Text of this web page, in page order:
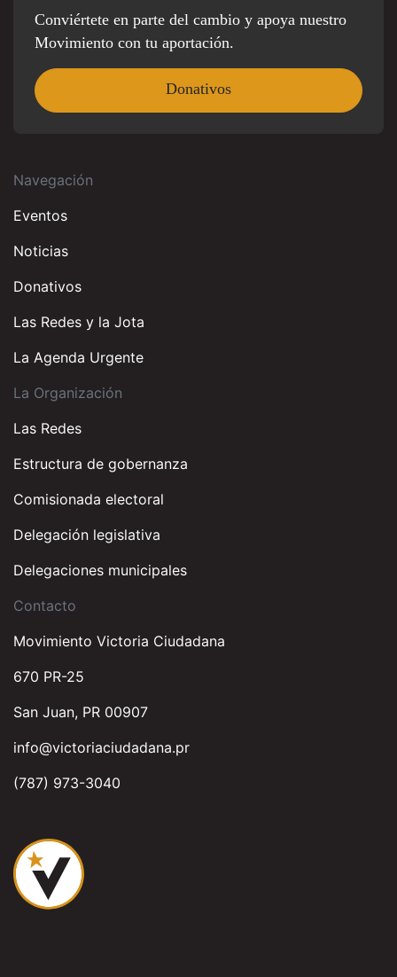
Conviértete en parte del cambio y apoya nuestro
Movimiento con tu aportación.
Donativos
Navegación
Eventos
Noticias
Donativos
Las Redes y la Jota
La Agenda Urgente
La Organización
Las Redes
Estructura de gobernanza
Comisionada electoral
Delegación legislativa
Delegaciones municipales
Contacto
Movimiento Victoria Ciudadana
670 PR-25
San Juan, PR 00907
info@victoriaciudadana.pr
(787) 973-3040